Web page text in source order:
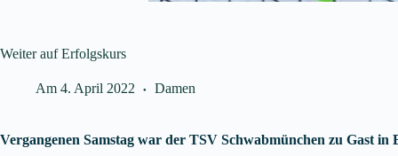
Weiter auf Erfolgskurs
Am 4. April 2022 Damen
Vergangenen Samstag war der TSV Schwabmünchen zu Gast in